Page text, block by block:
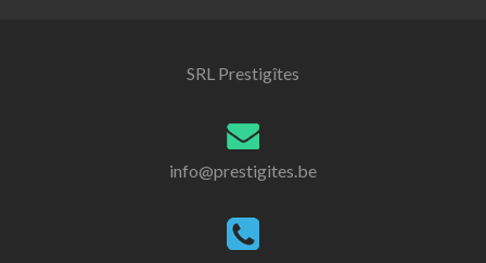
SRL Prestigîtes
info@prestigites.be